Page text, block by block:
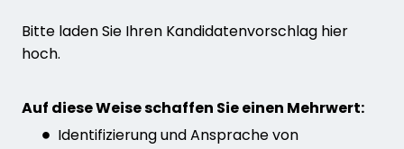
Bitte laden Sie Ihren Kandidatenvorschlag hier
hoch.
Auf diese Weise schaffen Sie einen Mehrwert:
Identifizierung und Ansprache von